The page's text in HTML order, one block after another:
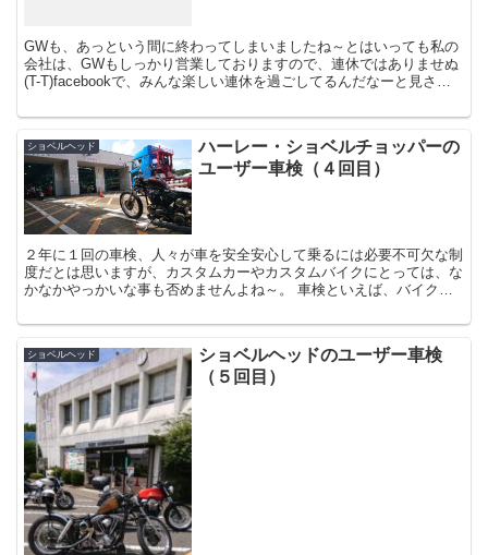
GWも、あっという間に終わってしまいましたね～とはいっても私の
会社は、GWもしっかり営業しておりますので、連休ではありませぬ
(T-T)facebookで、みんな楽しい連休を過ごしてるんだなーと見させ
ショベルヘッド
ハーレー・ショベルチョッパーの
ユーザー車検（４回目）
２年に１回の車検、人々が車を安全安心して乗るには必要不可欠な制
度だとは思いますが、カスタムカーやカスタムバイクにとっては、な
かなかやっかいな事も否めませんよね～。 車検といえば、バイク屋
ショベルヘッド
ショベルヘッドのユーザー車検
（５回目）